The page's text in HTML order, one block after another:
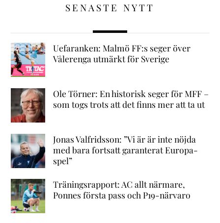
SENASTE NYTT
Uefaranken: Malmö FF:s seger över
Vålerenga utmärkt för Sverige
Ole Törner: En historisk seger för MFF –
som togs trots att det finns mer att ta ut
Jonas Valfridsson: ”Vi är är inte nöjda
med bara fortsatt garanterat Europa-
spel”
Träningsrapport: AC allt närmare,
Ponnes första pass och P19-närvaro